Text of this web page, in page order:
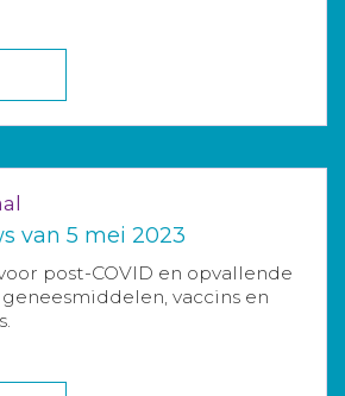
van 5 mei 2023
post-COVID en opvallende
vaccins en